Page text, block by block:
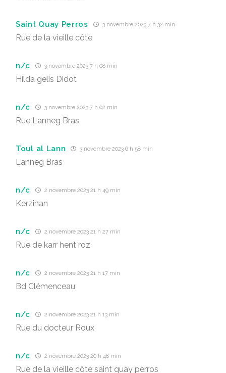
Saint Quay Perros 3 novembre 2023 7 h 32 min
Rue de la vieille côte
n/c 3 novembre 2023 7 h 08 min
Hilda gelis Didot
n/c 3 novembre 2023 7 h 02 min
Rue Lanneg Bras
Toul al Lann 3 novembre 2023 6 h 58 min
Lanneg Bras
n/c 2 novembre 2023 21 h 49 min
Kerzinan
n/c 2 novembre 2023 21 h 27 min
Rue de karr hent roz
n/c 2 novembre 2023 21 h 17 min
Bd Clémenceau
n/c 2 novembre 2023 21 h 13 min
Rue du docteur Roux
n/c 2 novembre 2023 20 h 48 min
Rue de la vieille côte saint quay perros